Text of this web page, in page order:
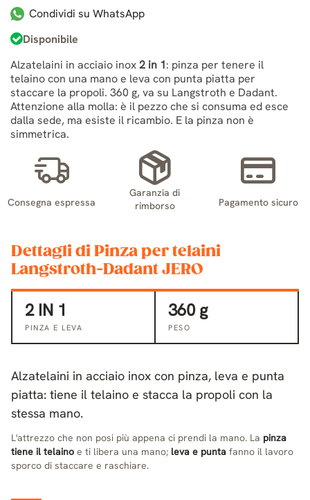
Condividi su WhatsApp
Disponibile
Alzatelaini in acciaio inox2 in 1: pinza per tenere il
telaino con una mano e leva con punta piatta per
staccare la propoli. 360 g, va su Langstroth e Dadant.
Attenzione alla molla: è il pezzo che si consuma ed esce
dalla sede, ma esiste il ricambio. E la pinza non è
simmetrica.
Consegna espressa
Garanzia di
rimborso
Pagamento sicuro
Dettagli di Pinza per telaini
Langstroth-Dadant JERO
2 IN 1
PINZA E LEVA
360 g
PESO
Alzatelaini in acciaio inox con pinza, leva e punta
piatta: tiene il telaino e stacca la propoli con la
stessa mano.
L'attrezzo che non posi più appena ci prendi la mano. La pinza
tiene il telaino e ti libera una mano; leva e punta fanno il lavoro
sporco di staccare e raschiare.